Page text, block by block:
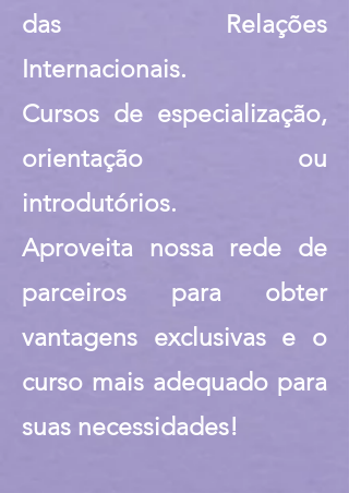
das Relações
Internacionais.
Cursos de especialização,
orientação ou
introdutórios.
Aproveita nossa rede de
parceiros para obter
vantagens exclusivas e o
curso mais adequado para
suas necessidades!